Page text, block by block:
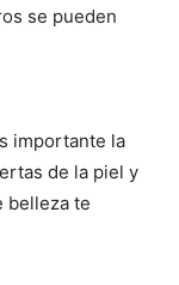
se pueden
importante la
de la piel y
belleza te